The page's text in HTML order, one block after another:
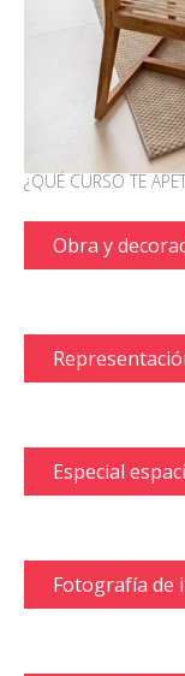
¿QUÉ CURSO TE
Obra y
Especial
Fotografía de